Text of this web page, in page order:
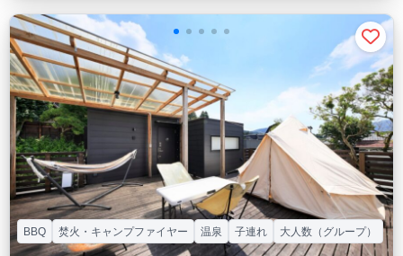
BBQ 焚火・キャンプファイヤー 温泉 子連れ 大人数（グループ）